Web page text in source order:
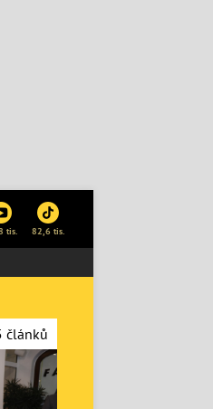
tis. 82,6 tis.
článků